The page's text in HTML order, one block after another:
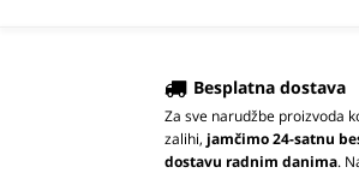
Besplatna dostava
Za sve narudžbe proizvoda
zalihi, jamčimo 24-satnu
dostavu radnim danima.